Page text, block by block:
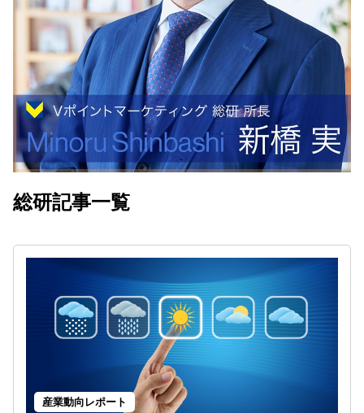
総研記事一覧
産業動向レポート